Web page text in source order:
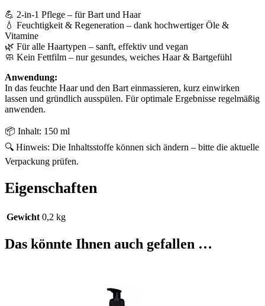
💪 2-in-1 Pflege – für Bart und Haar
💧 Feuchtigkeit & Regeneration – dank hochwertiger Öle &
Vitamine
🌿 Für alle Haartypen – sanft, effektiv und vegan
🧼 Kein Fettfilm – nur gesundes, weiches Haar & Bartgefühl
Anwendung:
In das feuchte Haar und den Bart einmassieren, kurz einwirken
lassen und gründlich ausspülen. Für optimale Ergebnisse regelmäßig
anwenden.
📦 Inhalt: 150 ml
🔍 Hinweis: Die Inhaltsstoffe können sich ändern – bitte die aktuelle
Verpackung prüfen.
Eigenschaften
Gewicht 0,2 kg
Das könnte Ihnen auch gefallen …